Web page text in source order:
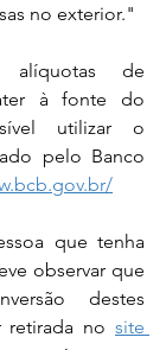
no exterior."
alíquotas de
à fonte do
utilizar o
pelo Banco
que tenha
observar que
destes
retirada no site